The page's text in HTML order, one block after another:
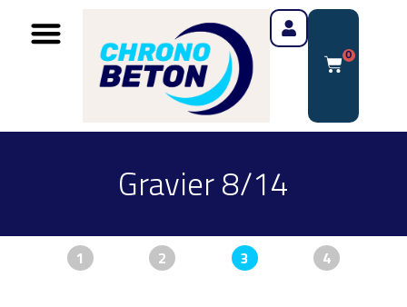
0
Gravier 8/14
1 2 3 4